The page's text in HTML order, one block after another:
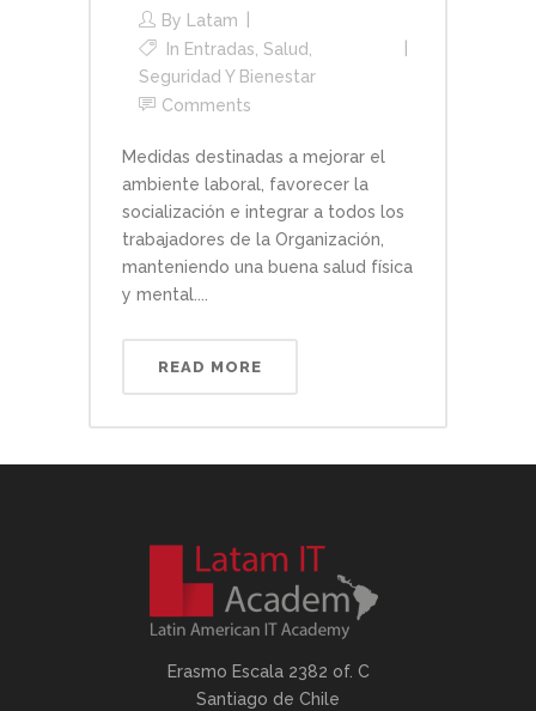
By
Latam
In Entradas Salud,
Seguridad Y Bienestar
Comments
Medidas destinadas a mejorar el
ambiente laboral, favorecer la
socialización e integrar a todos los
trabajadores de la Organización,
manteniendo una buena salud física
y mental....
READ MORE
Erasmo Escala 2382 of. C
Santiago de Chile